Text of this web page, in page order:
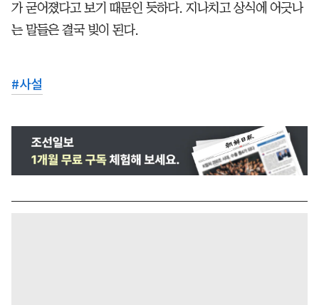
가 굳어졌다고 보기 때문인 듯하다. 지나치고 상식에 어긋나
는 말들은 결국 빚이 된다.
#사설